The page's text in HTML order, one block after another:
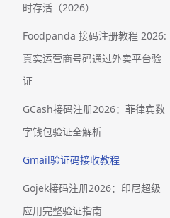
时存活（2026）
Foodpanda 接码注册教程 2026:
真实运营商号码通过外卖平台验
证
GCash接码注册2026：菲律宾数
字钱包验证全解析
Gmail验证码接收教程
Gojek接码注册2026：印尼超级
应用完整验证指南